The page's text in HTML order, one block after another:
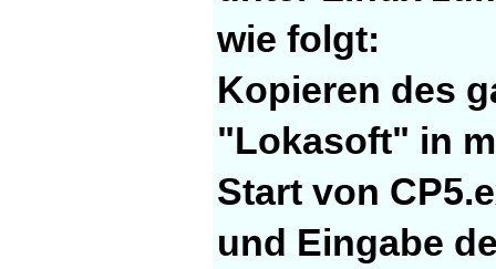
wie folgt:
Kopieren des
"Lokasoft" in
Start von
und Eingabe